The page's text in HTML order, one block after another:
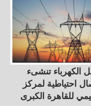
الكهرباء تنشىء
احتياطية لمركز
للقاهرة الكبرى